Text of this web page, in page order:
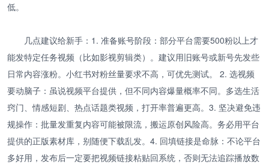
低。
几点建议给新手：1. 准备账号阶段：部分平台需要500粉以上才
能发特定任务视频（比如影视剪辑类）。建议用旧账号或新号先发些
日常内容涨粉。小红书对粉丝量要求不高，可优先测试。 2. 选视频
要动脑子：虽说视频平台提供，但不同内容爆量概率不同。多选生活
窍门、情感短剧、热点话题类视频，打开率普遍更高。3. 坚决避免违
规操作：批量发重复内容可能被限流，搬运原创风险高。务必用平台
提供的正版素材库，别随便下载乱发。4. 回填链接是命脉：不论平台
多好用，发布后一定要把视频链接粘贴回系统，否则无法追踪播放数